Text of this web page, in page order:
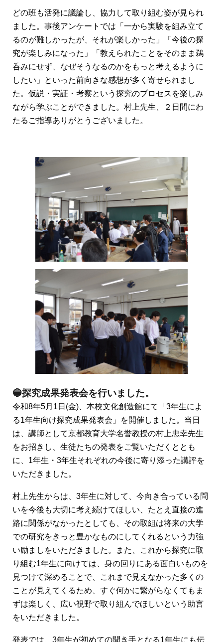
どの班も活発に議論し、協力して取り組む姿が見られ
ました。事後アンケートでは「一から実験を組み立て
るのが難しかったが、それが楽しかった」「今後の探
究が楽しみになった」「教えられたことをそのまま鵜
呑みにせず、なぜそうなるのかをもっと考えるように
したい」といった前向きな感想が多く寄せられまし
た。仮説・実証・考察という探究のプロセスを楽しみ
ながら学ぶことができました。村上先生、２日間にわ
たるご指導ありがとうございました。
🔵探究成果発表会を行いました。
令和8年5月1日(金)、本校文化創造館にて「3年生によ
る1年生向け探究成果発表会」を開催しました。当日
は、講師として京都教育大学名誉教授の村上忠幸先生
をお招きし、生徒たちの発表をご覧いただくととも
に、1年生・3年生それぞれの今後に寄り添った講評を
いただきました。
村上先生からは、3年生に対して、今向き合っている問
いを今後も大切に考え続けてほしい、たとえ直接の進
路に関係がなかったとしても、その取組は将来の大学
での研究をきっと豊かなものにしてくれるという力強
い励ましをいただきました。また、これから探究に取
り組む1年生に向けては、身の回りにある面白いものを
見つけて深めることで、これまで見えなかった多くの
ことが見えてくるため、すぐ何かに繋がらなくてもま
ずは楽しく、広い視野で取り組んでほしいという助言
をいただきました。
発表では、3年生が初めての聞き手となる1年生にも伝